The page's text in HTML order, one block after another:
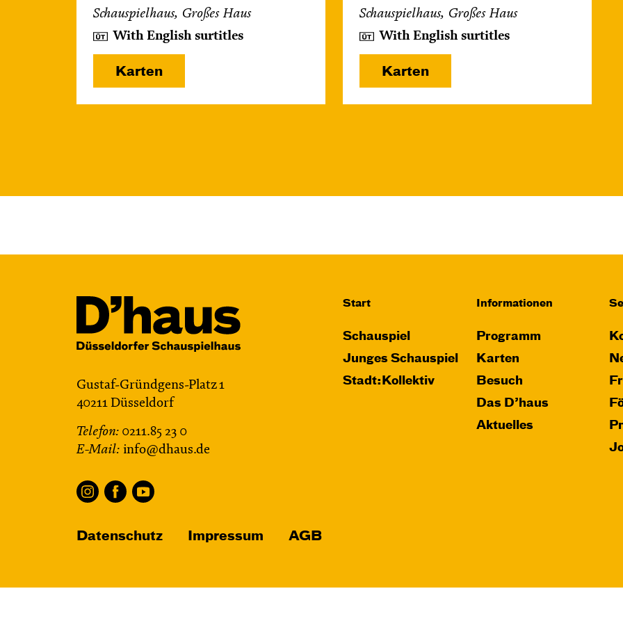
Schauspielhaus, Großes Haus
With English surtitles
Karten
Schauspielhaus, Großes Haus
With English surtitles
Karten
Gustaf-Gründgens-Platz 1
40211 Düsseldorf
Telefon: 0211.85 23 0
E-Mail: info@dhaus.de
Start
Schauspiel
Junges Schauspiel
Stadt:Kollektiv
Informationen
Programm
Karten
Besuch
Das D’haus
Aktuelles
Datenschutz Impressum AGB